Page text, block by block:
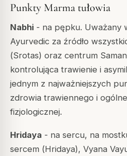
Punkty Marma tułowia
Nabhi - na pępku. Uważany
Ayurvedic za źródło
(Srotas) oraz centrum
kontrolująca trawienie i
jednym z najważniejszych
zdrowia trawiennego i
fizjologicznej.
Hridaya - na sercu, na
sercem (Hridaya), Vyana